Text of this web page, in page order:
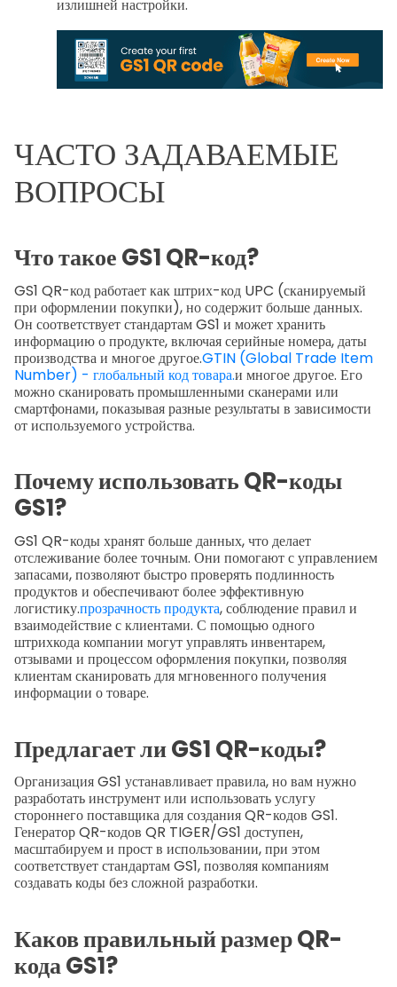
излишней настройки.
ЧАСТО ЗАДАВАЕМЫЕ
ВОПРОСЫ
Что такое GS1 QR-код?
GS1 QR-код работает как штрих-код UPC (сканируемый
при оформлении покупки), но содержит больше данных.
Он соответствует стандартам GS1 и может хранить
информацию о продукте, включая серийные номера, даты
производства и многое другое.GTIN (Global Trade Item
Number) - глобальный код товара.и многое другое. Его
можно сканировать промышленными сканерами или
смартфонами, показывая разные результаты в зависимости
от используемого устройства.
Почему использовать QR-коды
GS1?
GS1 QR-коды хранят больше данных, что делает
отслеживание более точным. Они помогают с управлением
запасами, позволяют быстро проверять подлинность
продуктов и обеспечивают более эффективную
логистику.прозрачность продукта, соблюдение правил и
взаимодействие с клиентами. С помощью одного
штрихкода компании могут управлять инвентарем,
отзывами и процессом оформления покупки, позволяя
клиентам сканировать для мгновенного получения
информации о товаре.
Предлагает ли GS1 QR-коды?
Организация GS1 устанавливает правила, но вам нужно
разработать инструмент или использовать услугу
стороннего поставщика для создания QR-кодов GS1.
Генератор QR-кодов QR TIGER/GS1 доступен,
масштабируем и прост в использовании, при этом
соответствует стандартам GS1, позволяя компаниям
создавать коды без сложной разработки.
Каков правильный размер QR-
кода GS1?